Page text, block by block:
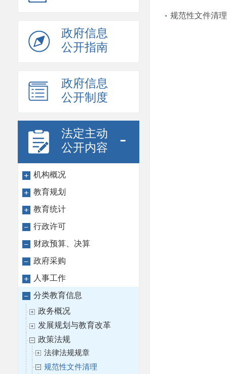
政府信息
公开指南
政府信息
公开制度
法定主动
公开内容
-
机构概况
教育规划
教育统计
行政许可
财政预算、决算
政府采购
人事工作
分类教育信息
政务概况
发展规划与教育改革
政策法规
法律法规规章
规范性文件清理
规范性文件清